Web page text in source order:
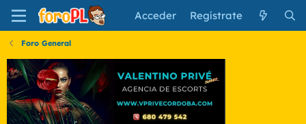
Acceder Regístrate
Foro General